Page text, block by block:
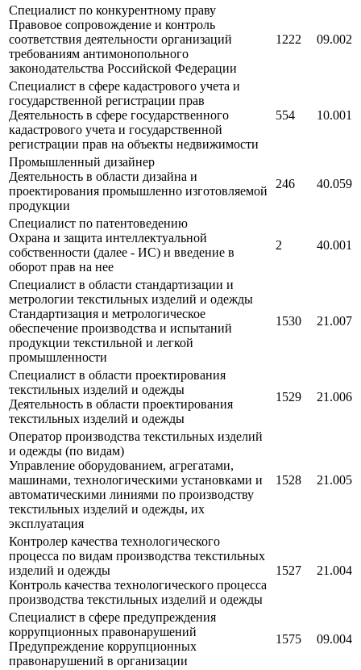
Специалист по конкурентному праву
Правовое сопровождение и контроль
соответствия деятельности организаций
требованиям антимонопольного
законодательства Российской Федерации
1222 09.002
Специалист в сфере кадастрового учета и
государственной регистрации прав
Деятельность в сфере государственного
кадастрового учета и государственной
регистрации прав на объекты недвижимости
554 10.001
Промышленный дизайнер
Деятельность в области дизайна и
проектирования промышленно изготовляемой
продукции
246 40.059
Специалист по патентоведению
Охрана и защита интеллектуальной
собственности (далее - ИС) и введение в
оборот прав на нее
2 40.001
Специалист в области стандартизации и
метрологии текстильных изделий и одежды
Стандартизация и метрологическое
обеспечение производства и испытаний
продукции текстильной и легкой
промышленности
1530 21.007
Специалист в области проектирования
текстильных изделий и одежды
Деятельность в области проектирования
текстильных изделий и одежды
1529 21.006
Оператор производства текстильных изделий
и одежды (по видам)
Управление оборудованием, агрегатами,
машинами, технологическими установками и
автоматическими линиями по производству
текстильных изделий и одежды, их
эксплуатация
1528 21.005
Контролер качества технологического
процесса по видам производства текстильных
изделий и одежды
Контроль качества технологического процесса
производства текстильных изделий и одежды
1527 21.004
Специалист в сфере предупреждения
коррупционных правонарушений
Предупреждение коррупционных
правонарушений в организации
1575 09.004